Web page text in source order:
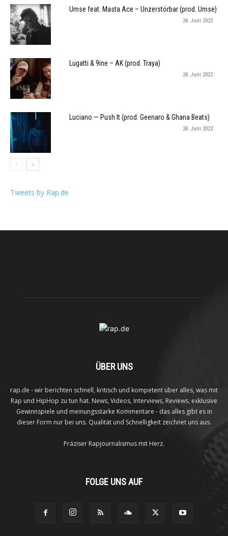
Umse feat. Masta Ace – Unzerstörbar (prod. Umse)
24. Juni 2022
Lugatti & 9ine – AK (prod. Traya)
24. Juni 2022
Luciano — Push It (prod. Geenaro & Ghana Beats)
24. Juni 2022
Tweets by Rap.de
ÜBER UNS
rap.de - wir berichten schnell, kritisch und kompetent über alles, was mit
Rap und HipHop zu tun hat. News, Videos, Interviews, Reviews, exklusive
Gewinnspiele und meinungsstarke Kommentare - das alles gibt es in
dieser Form nur bei uns. Qualität und Schnelligkeit zeichnet uns aus.
Präziser Rapjournalismus mit Herz.
FOLGE UNS AUF